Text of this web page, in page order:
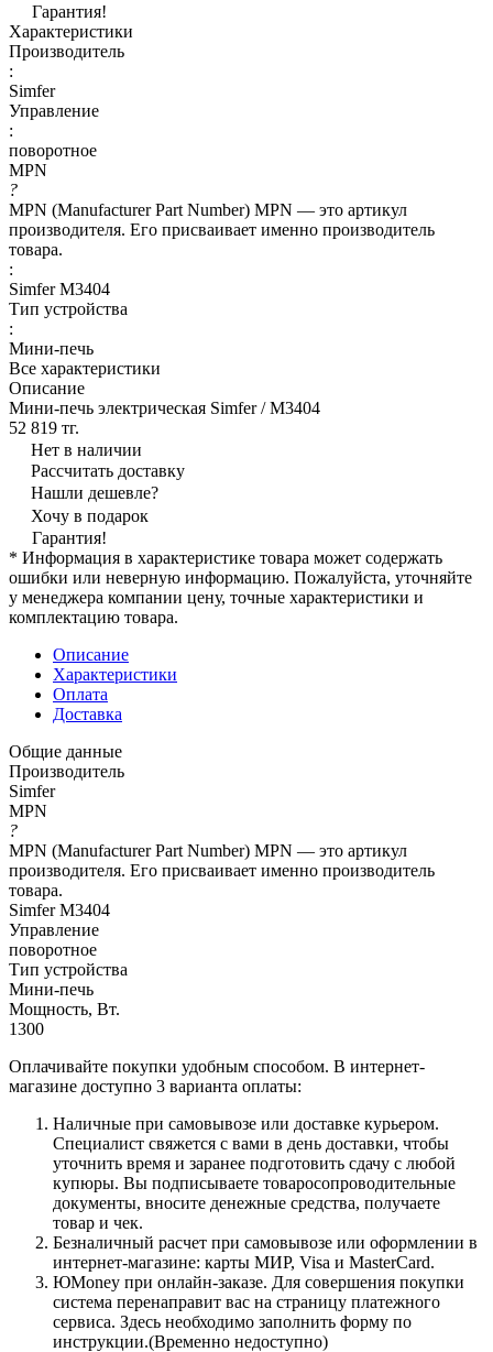
Гарантия!
Характеристики
Производитель
:
Simfer
Управление
:
поворотное
MPN
?
MPN (Manufacturer Part Number) MPN — это артикул
производителя. Его присваивает именно производитель
товара.
:
Simfer M3404
Тип устройства
:
Мини-печь
Все характеристики
Описание
Мини-печь электрическая Simfer / M3404
52 819 тг.
Нет в наличии
Рассчитать доставку
Нашли дешевле?
Хочу в подарок
Гарантия!
* Информация в характеристике товара может содержать
ошибки или неверную информацию. Пожалуйста, уточняйте
у менеджера компании цену, точные характеристики и
комплектацию товара.
Описание
Характеристики
Оплата
Доставка
Общие данные
Производитель
Simfer
MPN
?
MPN (Manufacturer Part Number) MPN — это артикул
производителя. Его присваивает именно производитель
товара.
Simfer M3404
Управление
поворотное
Тип устройства
Мини-печь
Мощность, Вт.
1300
Оплачивайте покупки удобным способом. В интернет-
магазине доступно 3 варианта оплаты:
Наличные при самовывозе или доставке курьером.
Специалист свяжется с вами в день доставки, чтобы
уточнить время и заранее подготовить сдачу с любой
купюры. Вы подписываете товаросопроводительные
документы, вносите денежные средства, получаете
товар и чек.
Безналичный расчет при самовывозе или оформлении в
интернет-магазине: карты МИР, Visa и MasterCard.
ЮMoney при онлайн-заказе. Для совершения покупки
система перенаправит вас на страницу платежного
сервиса. Здесь необходимо заполнить форму по
инструкции.(Временно недоступно)